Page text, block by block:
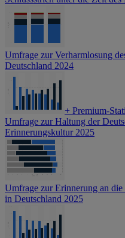
Umfrage zur Verharmlosung
Deutschland 2024
+ Premium-
Umfrage zur Haltung der
Erinnerungskultur 2025
Umfrage zur Erinnerung an
in Deutschland 2025